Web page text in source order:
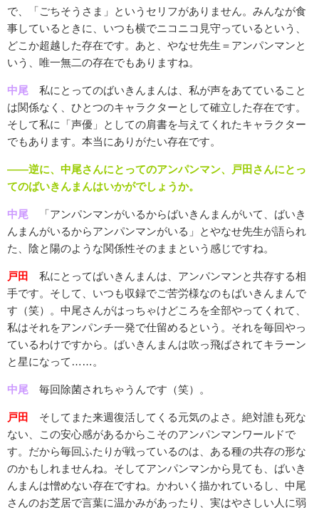
で、「ごちそうさま」というセリフがありません。みんなが食
事しているときに、いつも横でニコニコ見守っているという、
どこか超越した存在です。あと、やなせ先生＝アンパンマンと
いう、唯一無二の存在でもありますね。
中尾 私にとってのばいきんまんは、私が声をあてていること
は関係なく、ひとつのキャラクターとして確立した存在です。
そして私に「声優」としての肩書を与えてくれたキャラクター
でもあります。本当にありがたい存在です。
――逆に、中尾さんにとってのアンパンマン、戸田さんにとっ
てのばいきんまんはいかがでしょうか。
中尾 「アンパンマンがいるからばいきんまんがいて、ばいき
んまんがいるからアンパンマンがいる」とやなせ先生が語られ
た、陰と陽のような関係性そのままという感じですね。
戸田
私にとってばいきんまんは、アンパンマンと共存する相
手です。そして、いつも収録でご苦労様なのもばいきんまんで
す（笑）。中尾さんがはっちゃけどころを全部やってくれて、
私はそれをアンパンチ一発で仕留めるという。それを毎回やっ
ているわけですから。ばいきんまんは吹っ飛ばされてキラーン
と星になって……。
中尾 毎回除菌されちゃうんです（笑）。
戸田
そしてまた来週復活してくる元気のよさ。絶対誰も死な
ない、この安心感があるからこそのアンパンマンワールドで
す。だから毎回ふたりが戦っているのは、ある種の共存の形な
のかもしれませんね。そしてアンパンマンから見ても、ばいき
んまんは憎めない存在ですね。かわいく描かれているし、中尾
さんのお芝居で言葉に温かみがあったり、実はやさしい人に弱